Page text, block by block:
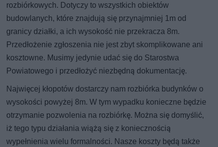
rozbiórkowych. Dotyczy to wszystkich obiektów
budowlanych, które znajdują się przynajmniej 1m od
granicy działki, a ich wysokość nie przekracza 8m.
Przedłożenie zgłoszenia nie jest zbyt skomplikowane ani
kosztowne. Musimy jedynie udać się do Starostwa
Powiatowego i przedłożyć niezbędną dokumentację.
Najwięcej kłopotów dostarczy nam rozbiórka budynków o
wysokości powyżej 8m. W tym wypadku konieczne będzie
otrzymanie pozwolenia na rozbiórkę. Można się domyślić,
iż tego typu działania wiążą się z koniecznością
wypełnienia wielu formalności. Nasze koszty będą także